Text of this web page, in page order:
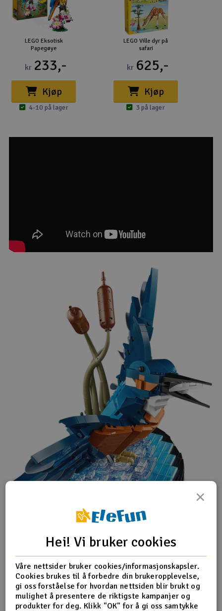
LEGO Eksotisk
Papegøye
kr 233,-
Kjøp
4-10 på lager
LEGO Ville dyr på
safari
kr 625,-
Kjøp
3 på lager
Isfuglen er kjent for sin slående fjærdrakt og fantastiske
fiskerferdigheter, og i denne LEGO modellen ser vi fuglen
idet den letter fra vannflaten med en fisk i nebbet. Sjø-
scenarioet inkluderer byggbare siv og fungerer som en
utstillingssokkel. Posisjoner fuglens hode og klør slik du
vil, og plasser den deretter på utstillingssokkelen.
Oppdag et rom for avslapning med den inspirerende serien
×
Hei! Vi bruker cookies
Våre nettsider bruker cookies/informasjonskapsler.
Cookies brukes til å forbedre din brukeropplevelse,
gi oss forståelse for hvordan nettsiden blir brukt og
mulighet å presentere de riktigste kampanjer og
produkter for deg. Klikk "OK" for å gi oss samtykke